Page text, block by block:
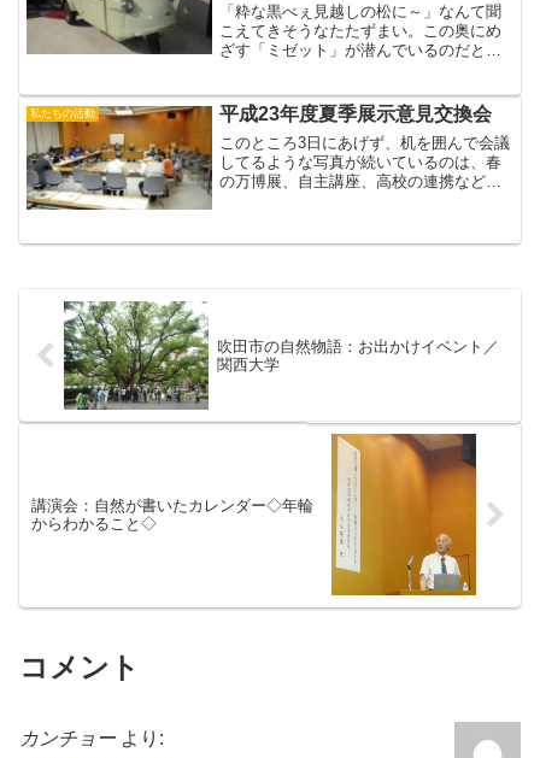
「粋な黒べぇ見越しの松に～」なんて聞
こえてきそうなたたずまい。この奥にめ
ざす「ミゼット」が潜んでいるのだと、
もと大農家の息子だったが読書好きが講
じて「笹部書店」を立ち上...
私たちの活動 平成23年度夏季展示意見交換会
このところ3日にあげず、机を囲んで会議
してるような写真が続いているのは、春
の万博展、自主講座、高校の連携などす
けど、コンテンツは多様なのです。本日
吹田市の自然物語：お出かけイベント／
関西大学
講演会：自然が書いたカレンダー◇年輪
からわかること◇
コメント
カンチョー より: